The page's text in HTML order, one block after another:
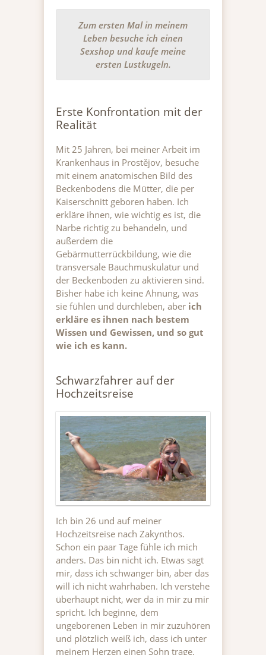
Zum ersten Mal in meinem
Leben besuche ich einen
Sexshop und kaufe meine
ersten Lustkugeln.
Erste Konfrontation mit der
Realität
Mit 25 Jahren, bei meiner Arbeit im
Krankenhaus in Prostějov, besuche
mit einem anatomischen Bild des
Beckenbodens die Mütter, die per
Kaiserschnitt geboren haben. Ich
erkläre ihnen, wie wichtig es ist, die
Narbe richtig zu behandeln, und
außerdem die
Gebärmutterrückbildung, wie die
transversale Bauchmuskulatur und
der Beckenboden zu aktivieren sind.
Bisher habe ich keine Ahnung, was
sie fühlen und durchleben, aber ich
erkläre es ihnen nach bestem
Wissen und Gewissen, und so gut
wie ich es kann.
Schwarzfahrer auf der
Hochzeitsreise
Ich bin 26 und auf meiner
Hochzeitsreise nach Zakynthos.
Schon ein paar Tage fühle ich mich
anders. Das bin nicht ich. Etwas sagt
mir, dass ich schwanger bin, aber das
will ich nicht wahrhaben. Ich verstehe
überhaupt nicht, wer da in mir zu mir
spricht. Ich beginne, dem
ungeborenen Leben in mir zuzuhören
und plötzlich weiß ich, dass ich unter
meinem Herzen einen Sohn trage.